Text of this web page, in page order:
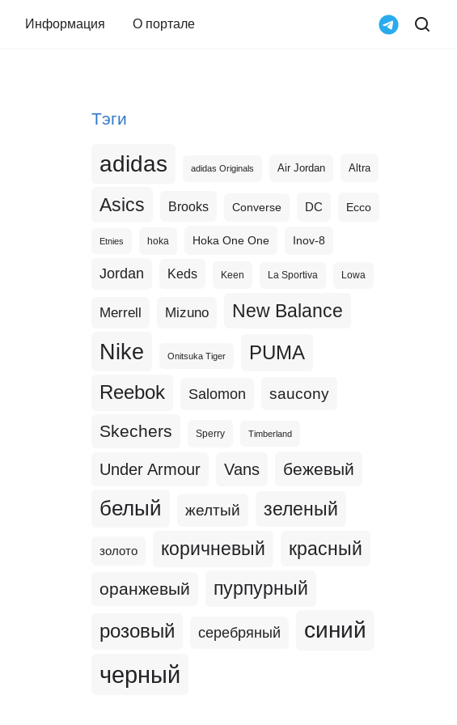
Информация О портале
Тэги
adidas adidas Originals Air Jordan Altra
Asics Brooks Converse DC Ecco
Etnies hoka Hoka One One Inov-8
Jordan Keds Keen La Sportiva Lowa
Merrell Mizuno New Balance
Nike Onitsuka Tiger PUMA
Reebok Salomon saucony
Skechers Sperry Timberland
Under Armour Vans бежевый
белый желтый зеленый
золото коричневый красный
оранжевый пурпурный
розовый серебряный синий
черный